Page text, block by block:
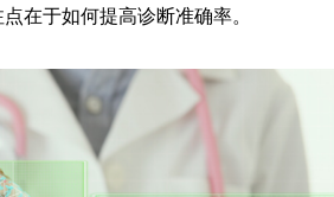
在于如何提高诊断准确率。